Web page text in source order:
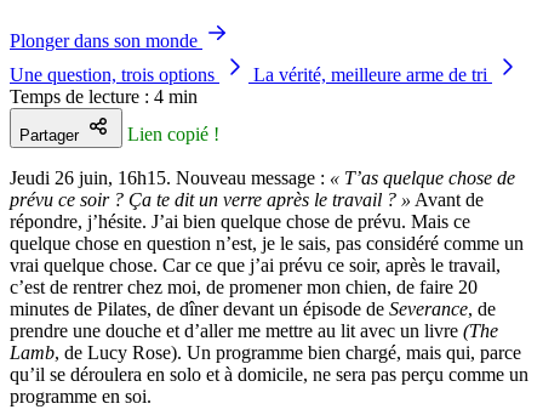
Plonger dans son monde
Une question, trois options
La vérité, meilleure arme de tri
Temps de lecture : 4 min
Partager Lien copié !
Jeudi 26 juin, 16h15. Nouveau message : « T’as quelque chose de
prévu ce soir ? Ça te dit un verre après le travail ? » Avant de
répondre, j’hésite. J’ai bien quelque chose de prévu. Mais ce
quelque chose en question n’est, je le sais, pas considéré comme un
vrai quelque chose. Car ce que j’ai prévu ce soir, après le travail,
c’est de rentrer chez moi, de promener mon chien, de faire 20
minutes de Pilates, de dîner devant un épisode de Severance, de
prendre une douche et d’aller me mettre au lit avec un livre (The
Lamb, de Lucy Rose). Un programme bien chargé, mais qui, parce
qu’il se déroulera en solo et à domicile, ne sera pas perçu comme un
programme en soi.